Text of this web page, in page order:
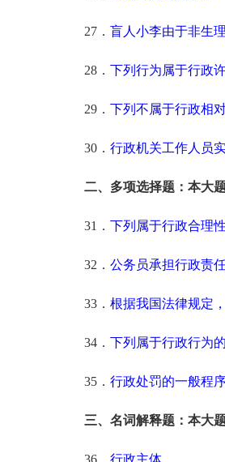
27． 盲人小李由于非生
28． 下列行为属于行政
29． 下列不属于行政相
30． 行政机关工作人员
二、多项选择题：本大
31． 下列属于行政合理
32． 公务员承担行政责
33． 根据我国法律规定
34． 下列属于行政行为
35． 行政处罚的一般程
三、名词解释题：本大
36． 行政主体